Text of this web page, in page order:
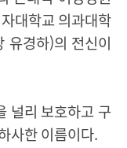
대학교 의과대학
유경하)의 전신이
널리 보호하고 구
사한 이름이다.